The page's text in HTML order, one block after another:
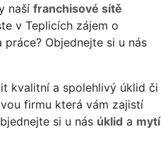
naší franchisové sítě
v Teplicích zájem o
Objednejte si u nás
kvalitní a spolehlivý úklid či
firmu která vám zajistí
si u nás úklid a mytí